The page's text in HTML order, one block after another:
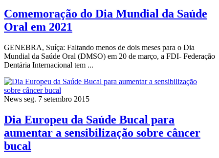
Comemoração do Dia Mundial da Saúde
Oral em 2021
GENEBRA, Suíça: Faltando menos de dois meses para o Dia
Mundial da Saúde Oral (DMSO) em 20 de março, a FDI- Federação
Dentária Internacional tem ...
News seg. 7 setembro 2015
Dia Europeu da Saúde Bucal para
aumentar a sensibilização sobre câncer
bucal